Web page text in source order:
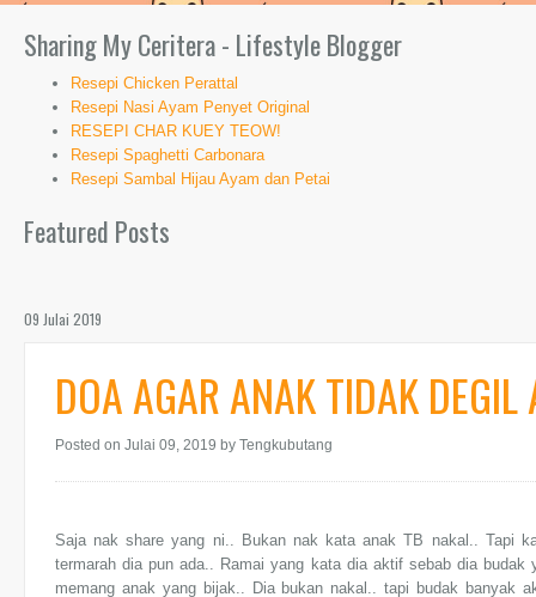
Sharing My Ceritera - Lifestyle Blogger
Resepi Chicken Perattal
Resepi Nasi Ayam Penyet Original
RESEPI CHAR KUEY TEOW!
Resepi Spaghetti Carbonara
Resepi Sambal Hijau Ayam dan Petai
Featured Posts
09 Julai 2019
DOA AGAR ANAK TIDAK
Posted on Julai 09, 2019 by Tengkubutang
Saja nak share yang ni.. Bukan nak kata anak TB nakal.. Tapi
termarah dia pun ada.. Ramai yang kata dia aktif sebab dia
memang anak yang bijak.. Dia bukan nakal.. tapi budak banyak